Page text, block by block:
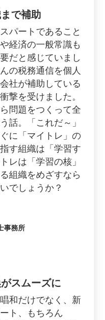
で補助
パートであること
経済の一般常識も
だと感じていまし
の税務通信を個人
社が補助している
撃を受けました。
問題をつくって全
話。「これだ～」
に「マイトレ」の
す組織は「学習す
レは「学習の核」
組織をめざすなら
でしょうか？
事務所
スムーズに
和だけでなく、新
ト、もちろん